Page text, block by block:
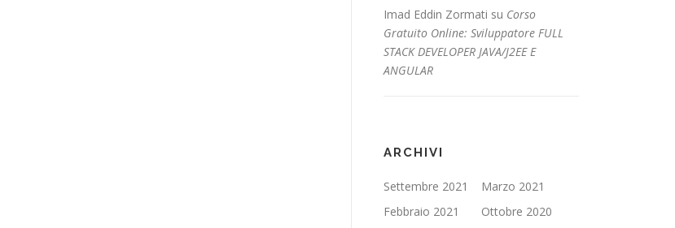
Imad Eddin Zormati su Corso
Gratuito Online: Sviluppatore FULL
STACK DEVELOPER JAVA/J2EE E
ANGULAR
ARCHIVI
Settembre 2021
Marzo 2021
Febbraio 2021
Ottobre 2020